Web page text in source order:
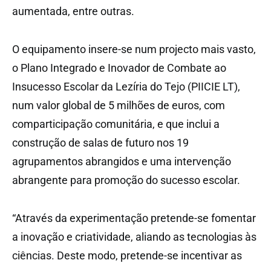
aumentada, entre outras.
O equipamento insere-se num projecto mais vasto,
o Plano Integrado e Inovador de Combate ao
Insucesso Escolar da Lezíria do Tejo (PIICIE LT),
num valor global de 5 milhões de euros, com
comparticipação comunitária, e que inclui a
construção de salas de futuro nos 19
agrupamentos abrangidos e uma intervenção
abrangente para promoção do sucesso escolar.
“Através da experimentação pretende-se fomentar
a inovação e criatividade, aliando as tecnologias às
ciências. Deste modo, pretende-se incentivar as